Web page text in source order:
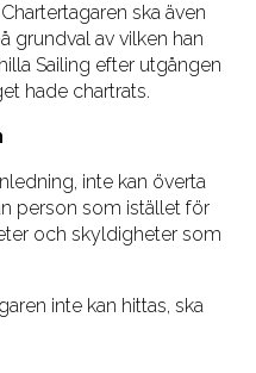
ska även
grundval av vilken han
Sailing efter utgången
hade chartrats.
inte kan överta
person som istället för
och skyldigheter som
inte kan hittas, ska